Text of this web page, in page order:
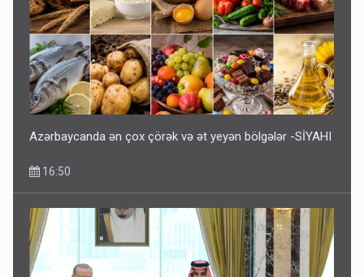
Azərbaycanda ən çox çörək və ət yeyən bölgələr -SİYAHI
16:50